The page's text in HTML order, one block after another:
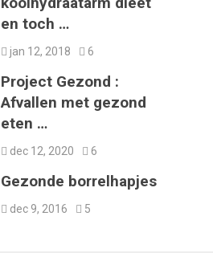
en toch …
jan 12, 2018 6
Project Gezond :
Afvallen met gezond
eten …
dec 12, 2020 6
Gezonde borrelhapjes
dec 9, 2016 5